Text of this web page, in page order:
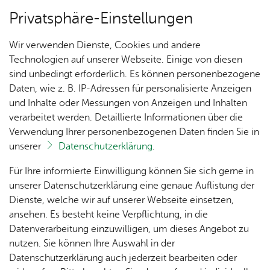
Über­sicht Bür­ger & Stadt
Rat­
haus &
Bür­
ger­
ser­vice
Rat­
häu­ser
Nach­
rich­
ten,
Vi­de­os
& Bil­
der
Me­di­
Jobs
Stel­
len­an­
ge­bo­te
Aus­bil­
dung &
Stu­di­
Bauen
& Um­
welt
Geo­
da­ten
Ge­
sund­
heit &
kum
Bau­stel­len & Um­lei­tun­gen
Vor­le­sen
Mitt­woch, 29. April 2026
Ka­te­go­rie:Bau­stel­len & Um­lei­tun­gen
Me­di­en­in­for­ma­tio­nen,Ort­schaft Ai­lin­gen,Ort­schaft
Et­ten­kirch,Ort­schaft Kluft­ern, Ort­schaft Ra­de­rach
Hohlweg teilweise gesperrt
Sperrung von Donnertag, 30. April bis
voraussichtlich Dienstag, 1. September 2026.
Privatsphäre-Einstellungen
Wir verwenden Dienste, Cookies und andere
Technologien auf unserer Webseite. Einige von diesen
sind unbedingt erforderlich. Es können personenbezogene
Daten, wie z. B. IP-Adressen für personalisierte Anzeigen
und Inhalte oder Messungen von Anzeigen und Inhalten
verarbeitet werden. Detaillierte Informationen über die
Verwendung Ihrer personenbezogenen Daten finden Sie in
unserer
Datenschutzerklärung.
Für Ihre informierte Einwilligung können Sie sich gerne in
unserer Datenschutzerklärung eine genaue Auflistung der
Dienste, welche wir auf unserer Webseite einsetzen,
ansehen. Es besteht keine Verpflichtung, in die
Datenverarbeitung einzuwilligen, um dieses Angebot zu
nutzen. Sie können Ihre Auswahl in der
Datenschutzerklärung auch jederzeit bearbeiten oder